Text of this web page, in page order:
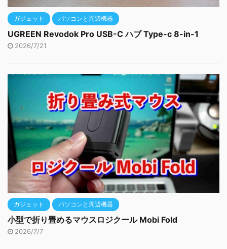
ガジェット パソコンと周辺機器
UGREEN Revodok Pro USB-C ハブ Type-c 8-in-1
2026/7/21
ガジェット パソコンと周辺機器
小型で折り畳めるマウスロジクール Mobi Fold
2026/7/7